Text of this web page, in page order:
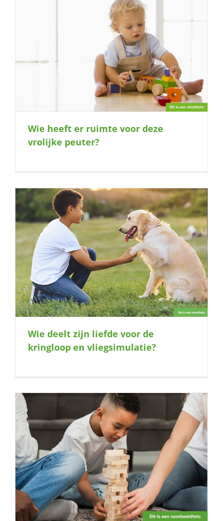
Wie heeft er ruimte voor deze
vrolijke peuter?
Wie deelt zijn liefde voor de
kringloop en vliegsimulatie?